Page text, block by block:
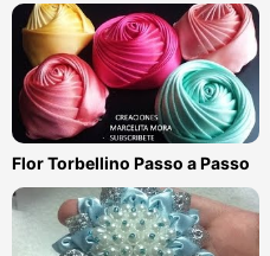
Flor Torbellino Passo a Passo